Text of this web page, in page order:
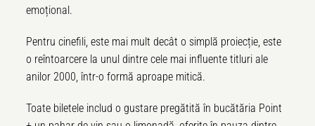
emoțional.
Pentru cinefili, este mai mult decât o simplă proiecție, este
o reîntoarcere la unul dintre cele mai influente titluri ale
anilor 2000, într-o formă aproape mitică.
Toate biletele includ o gustare pregătită în bucătăria Point